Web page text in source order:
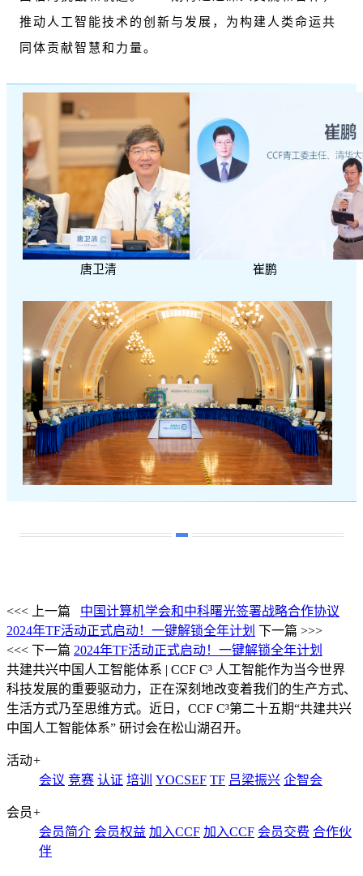
推动人工智能技术的创新与发展，为构建人类命运共
同体贡献智慧和力量。
唐卫清 崔鹏
<<< 上一篇
中国计算机学会和中科曙光签署战略合作协议
2024年TF活动正式启动！一键解锁全年计划 下一篇 >>>
<<< 下一篇 2024年TF活动正式启动！一键解锁全年计划
共建共兴中国人工智能体系 | CCF C³ 人工智能作为当今世界
科技发展的重要驱动力，正在深刻地改变着我们的生产方式、
生活方式乃至思维方式。近日，CCF C³第二十五期“共建共兴
中国人工智能体系” 研讨会在松山湖召开。
活动+
会议 竞赛 认证 培训 YOCSEF TF 吕梁振兴 企智会
会员+
会员简介 会员权益 加入CCF 加入CCF 会员交费 合作伙
伴